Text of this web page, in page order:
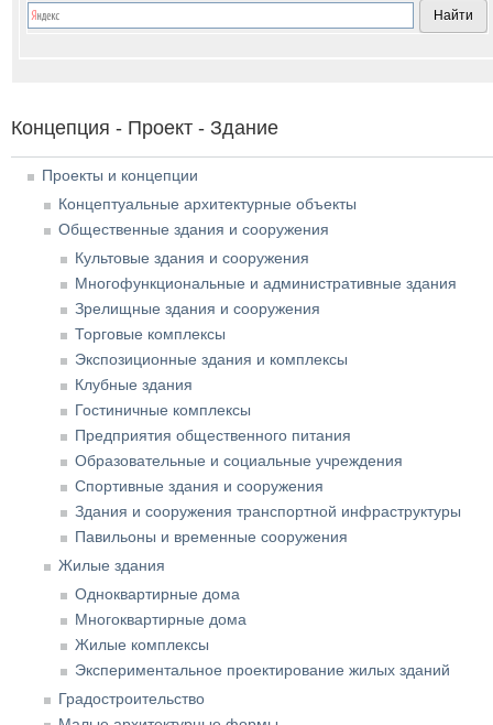
Концепция - Проект - Здание
Проекты и концепции
Концептуальные архитектурные объекты
Общественные здания и сооружения
Культовые здания и сооружения
Многофункциональные и административные здания
Зрелищные здания и сооружения
Торговые комплексы
Экспозиционные здания и комплексы
Клубные здания
Гостиничные комплексы
Предприятия общественного питания
Образовательные и социальные учреждения
Спортивные здания и сооружения
Здания и сооружения транспортной инфраструктуры
Павильоны и временные сооружения
Жилые здания
Одноквартирные дома
Многоквартирные дома
Жилые комплексы
Экспериментальное проектирование жилых зданий
Градостроительство